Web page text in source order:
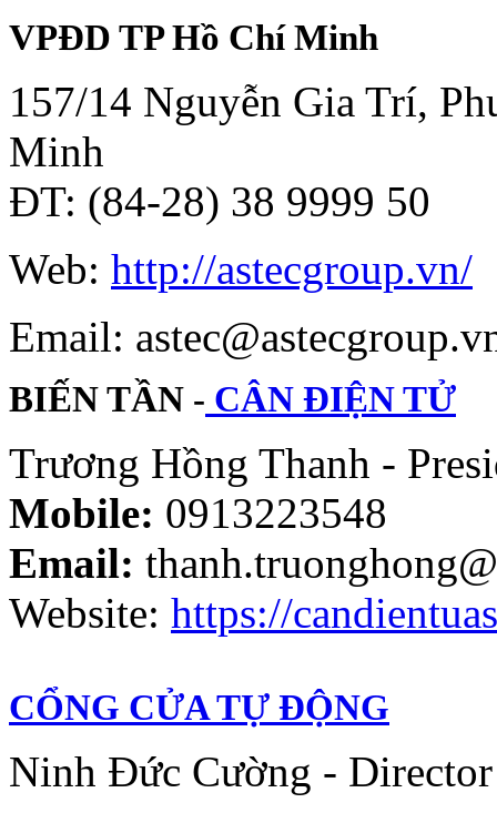
VPĐD TP Hồ Chí Minh
157/14 Nguyễn Gia Trí,
Minh
ĐT: (84-28) 38 9999 50
Web: http://astecgroup.vn/
Email:
BIẾN TẦN - CÂN ĐIỆN TỬ
Trương Hồng Thanh -
Mobile: 0913223548
Email:
Website: https://
CỔNG CỬA TỰ ĐỘNG
Ninh Đức Cường - Director